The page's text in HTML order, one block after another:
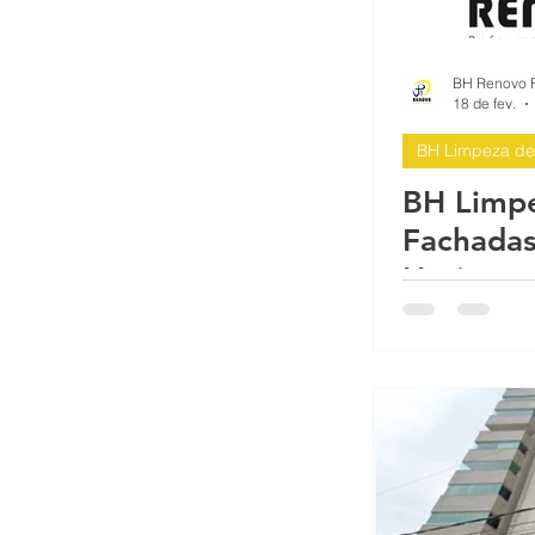
O que é a fachada do prédio? A
Proteção sol chuva pintura
Reforma e pintura de garagem
18 de fev.
BH Limpeza
BH